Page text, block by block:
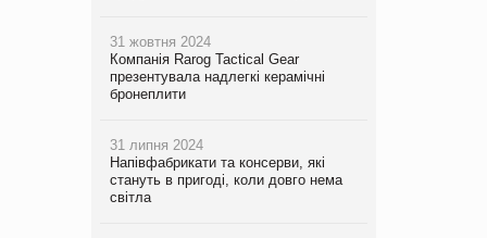
31 жовтня 2024
Компанія Rarog Tactical Gear
презентувала надлегкі керамічні
бронеплити
31 липня 2024
Напівфабрикати та консерви, які
стануть в пригоді, коли довго нема
світла